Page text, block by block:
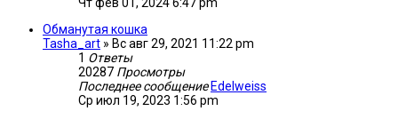
Обманутая кошка
Tasha_art » Вс авг 29, 2021 11:22 pm
1 Ответы
20287 Просмотры
Последнее сообщение Edelweiss
Ср июл 19, 2023 1:56 pm